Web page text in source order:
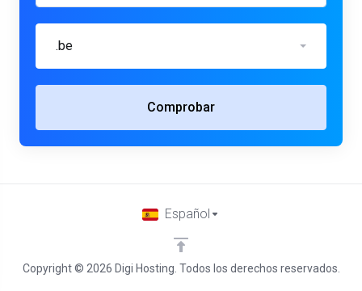
.be
Comprobar
Copyright © 2026 Digi Hosting. Todos los derechos reservados.
Español